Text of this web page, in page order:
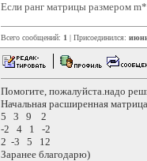
Если ранг матрицы размером
Всего сообщений: 1 | Присоединился:
Помогите, пожалуйста.надо
Начальная расширенная
5 3 9 2
-2 4 1 -2
2 -3 5 12
Заранее благодарю)